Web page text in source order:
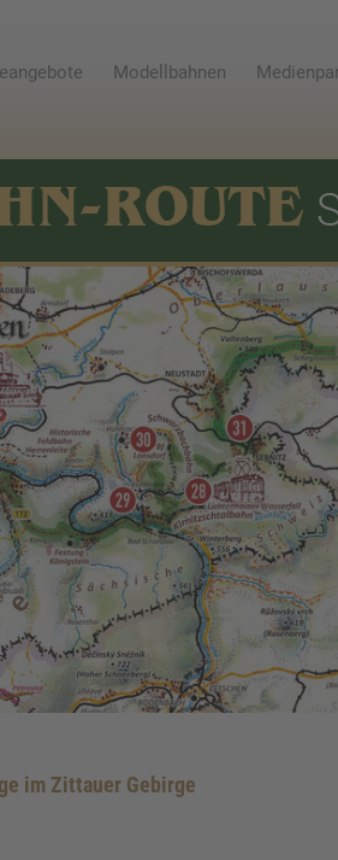
Modellbahnen
ROUTE
im Zittauer Gebirge